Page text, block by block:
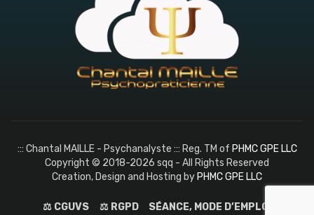
::: Chantal MAILLE - Psychanalyste ::: Reg. TM of PHMC GPE LLC
Copyright © 2018-2026 sqq - All Rights Reserved
Creation, Design and Hosting byPHMC GPE LLC
⚖️ CGUVS ⚖️ RGPD SÉANCE, MODE D’EMPLOI